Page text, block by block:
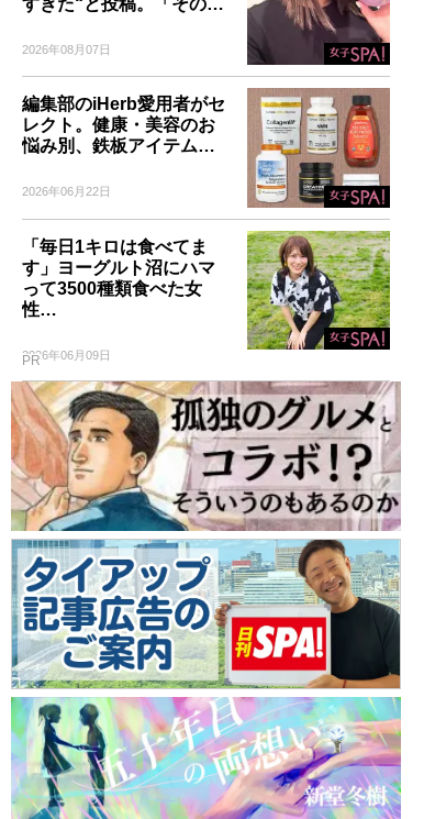
すぎた“と投稿。「その…
2026年08月07日
編集部のiHerb愛用者がセ
レクト。健康・美容のお
悩み別、鉄板アイテム…
2026年06月22日
「毎日1キロは食べてま
す」ヨーグルト沼にハマ
って3500種類食べた女
性…
2026年06月09日
PR